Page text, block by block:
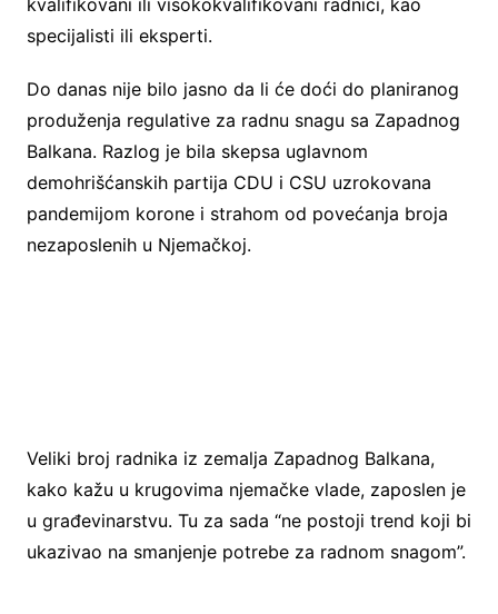
kvalifikovani ili visokokvalifikovani radnici, kao
specijalisti ili eksperti.
Do danas nije bilo jasno da li će doći do planiranog
produženja regulative za radnu snagu sa Zapadnog
Balkana. Razlog je bila skepsa uglavnom
demohrišćanskih partija CDU i CSU uzrokovana
pandemijom korone i strahom od povećanja broja
nezaposlenih u Njemačkoj.
Veliki broj radnika iz zemalja Zapadnog Balkana,
kako kažu u krugovima njemačke vlade, zaposlen je
u građevinarstvu. Tu za sada “ne postoji trend koji bi
ukazivao na smanjenje potrebe za radnom snagom”.